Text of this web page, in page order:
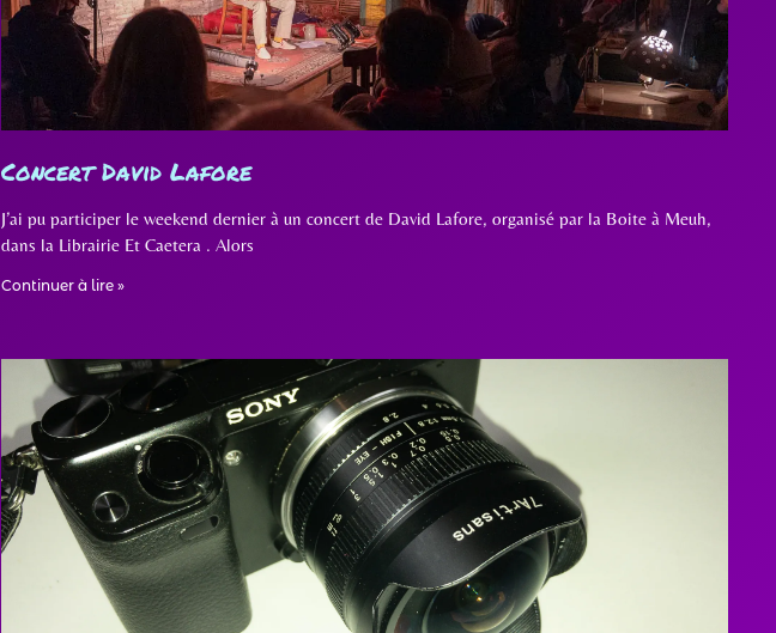
Concert David Lafore
J’ai pu participer le weekend dernier à un concert de David Lafore, organisé par la Boite à Meuh,
dans la Librairie Et Caetera . Alors
Continuer à lire »